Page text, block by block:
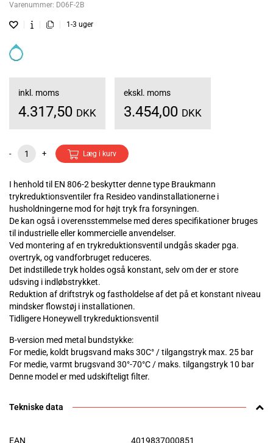
Varenummer: D06F-2B
1-3 uger
inkl. moms
4.317,50 DKK
ekskl. moms
3.454,00 DKK
- + Læg i kurv
I henhold til EN 806-2 beskytter denne type Braukmann
trykreduktionsventiler fra Resideo vandinstallationerne i
husholdningerne mod for højt tryk fra forsyningen.
De kan også i overensstemmelse med deres specifikationer bruges
til industrielle eller kommercielle anvendelser.
Ved montering af en trykreduktionsventil undgås skader pga.
overtryk, og vandforbruget reduceres.
Det indstillede tryk holdes også konstant, selv om der er store
udsving i indløbstrykket.
Reduktion af driftstryk og fastholdelse af det på et konstant niveau
mindsker flowstøj i installationen.
Tidligere Honeywell trykreduktionsventil
B-version med metal bundstykke:
For medie, koldt brugsvand maks 30C° / tilgangstryk max. 25 bar
For medie, varmt brugsvand 30°-70°C / maks. tilgangstryk 10 bar
Denne model er med udskifteligt filter.
Tekniske data
EAN 4019837000851